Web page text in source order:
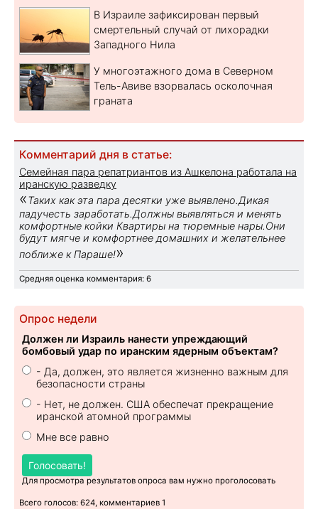
В Израиле зафиксирован первый
смертельный случай от лихорадки
Западного Нила
У многоэтажного дома в Северном
Тель-Авиве взорвалась осколочная
граната
Комментарий дня в статье:
Семейная пара репатриантов из Ашкелона работала на
иранскую разведку
«Таких как эта пара десятки уже выявлено.Дикая
падучесть заработать.Должны выявляться и менять
комфортные койки Квартиры на тюремные нары.Они
будут мягче и комфортнее домашних и желательнее
поближе к Параше!»
Средняя оценка комментария: 6
Опрос недели
Должен ли Израиль нанести упреждающий
бомбовый удар по иранским ядерным объектам?
- Да, должен, это является жизненно важным для
безопасности страны
- Нет, не должен. США обеспечат прекращение
иранской атомной программы
Мне все равно
Голосовать!
Для просмотра результатов опроса вам нужно проголосовать
Всего голосов: 624, комментариев 1